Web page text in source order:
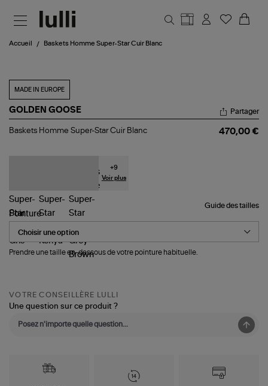
Accueil Baskets Homme Super-Star Cuir Blanc
MADE IN EUROPE
GOLDEN GOOSE
Baskets
Partager
Baskets Homme Super-Star Cuir Blanc 470,00 €
+9
Voir plus
Guide des tailles
Pointure
Prendre une taille en-dessous de votre pointure habituelle.
VOTRE CONSEILLÈRE LULLI
Une question sur ce produit ?